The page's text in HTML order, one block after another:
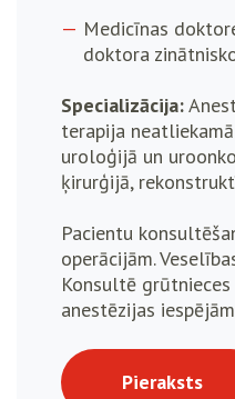
Medicīnas
doktora
Specializācija:
terapija
uroloģijā un
ķirurģijā,
Pacientu
operācijām.
Konsultē
anestēzijas
Pieraksts